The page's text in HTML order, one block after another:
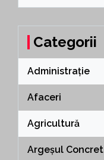
Categorii
Administrație
Afaceri
Agricultură
Argeșul Concret